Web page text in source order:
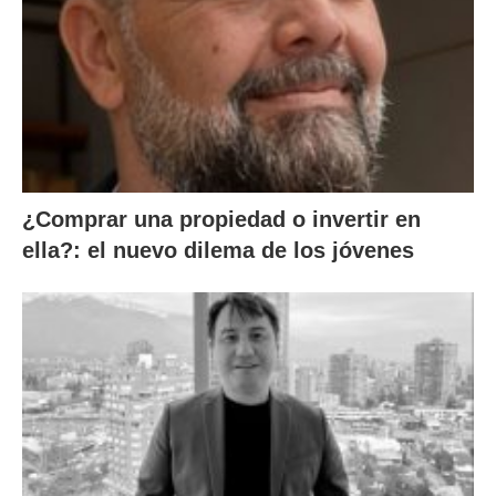
¿Comprar una propiedad o invertir en
ella?: el nuevo dilema de los jóvenes